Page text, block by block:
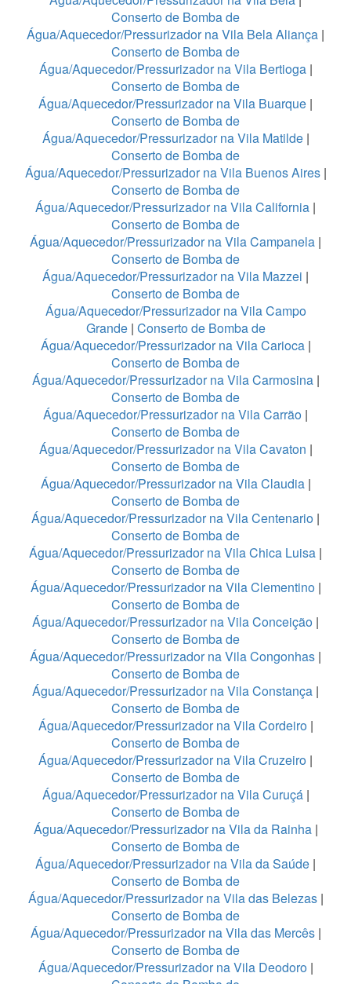
Conserto de Bomba de
Água/Aquecedor/Pressurizador na Vila Bela Aliança |
Conserto de Bomba de
Água/Aquecedor/Pressurizador na Vila Bertioga|
Conserto de Bomba de
Água/Aquecedor/Pressurizador na Vila Buarque |
Conserto de Bomba de
Água/Aquecedor/Pressurizador na Vila Matilde|
Conserto de Bomba de
Água/Aquecedor/Pressurizador na Vila Buenos Aires|
Conserto de Bomba de
Água/Aquecedor/Pressurizador na Vila California |
Conserto de Bomba de
Água/Aquecedor/Pressurizador na Vila Campanela |
Conserto de Bomba de
Água/Aquecedor/Pressurizador na Vila Mazzei |
Conserto de Bomba de
Água/Aquecedor/Pressurizador na Vila Campo
Grande| Conserto de Bomba de
Água/Aquecedor/Pressurizador na Vila Carioca|
Conserto de Bomba de
Água/Aquecedor/Pressurizador na Vila Carmosina|
Conserto de Bomba de
Água/Aquecedor/Pressurizador na Vila Carrão |
Conserto de Bomba de
Água/Aquecedor/Pressurizador na Vila Cavaton |
Conserto de Bomba de
Água/Aquecedor/Pressurizador na Vila Claudia|
Conserto de Bomba de
Água/Aquecedor/Pressurizador na Vila Centenario |
Conserto de Bomba de
Água/Aquecedor/Pressurizador na Vila Chica Luisa |
Conserto de Bomba de
Água/Aquecedor/Pressurizador na Vila Clementino|
Conserto de Bomba de
Água/Aquecedor/Pressurizador na Vila Conceição |
Conserto de Bomba de
Água/Aquecedor/Pressurizador na Vila Congonhas |
Conserto de Bomba de
Água/Aquecedor/Pressurizador na Vila Constança |
Conserto de Bomba de
Água/Aquecedor/Pressurizador na Vila Cordeiro|
Conserto de Bomba de
Água/Aquecedor/Pressurizador na Vila Cruzeiro |
Conserto de Bomba de
Água/Aquecedor/Pressurizador na Vila Curuçá |
Conserto de Bomba de
Água/Aquecedor/Pressurizador na Vila da Rainha |
Conserto de Bomba de
Água/Aquecedor/Pressurizador na Vila da Saúde |
Conserto de Bomba de
Água/Aquecedor/Pressurizador na Vila das Belezas|
Conserto de Bomba de
Água/Aquecedor/Pressurizador na Vila das Mercês|
Conserto de Bomba de
Água/Aquecedor/Pressurizador na Vila Deodoro|